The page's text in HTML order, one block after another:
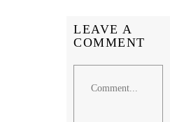
LEAVE A
COMMENT